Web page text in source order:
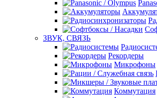
ЗВУК, СВЯЗЬ
Рекордеры
Микрофоны
Коммутация